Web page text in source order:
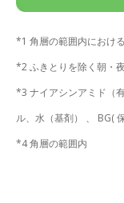
*1 角層の範囲内におけ
*2 ふきとりを除く朝・
*3 ナイアシンアミド（
ル、水（基剤） 、 BG(
*4 角層の範囲内